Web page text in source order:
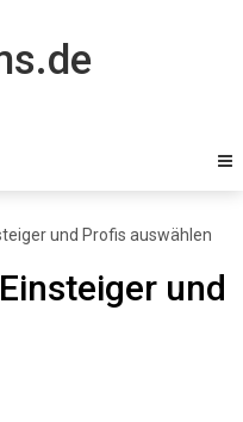
und Profis auswählen
und